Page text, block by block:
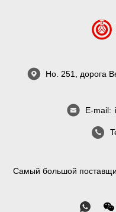
Но. 251, дорога
E-mail:
Самый большой